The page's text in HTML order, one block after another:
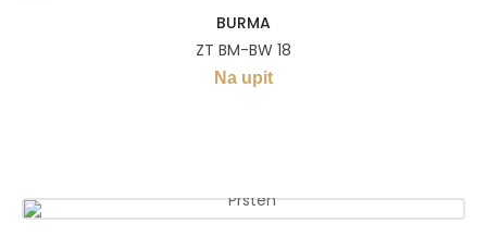
BURMA
ZT BM-BW 18
Na upit